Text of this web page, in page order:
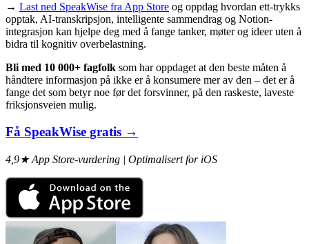
→ Last ned SpeakWise fra App Store og oppdag hvordan ett-trykks
opptak, AI-transkripsjon, intelligente sammendrag og Notion-
integrasjon kan hjelpe deg med å fange tanker, møter og ideer uten å
bidra til kognitiv overbelastning.
Bli med 10 000+ fagfolk som har oppdaget at den beste måten å
håndtere informasjon på ikke er å konsumere mer av den – det er å
fange det som betyr noe før det forsvinner, på den raskeste, laveste
friksjonsveien mulig.
Få SpeakWise gratis →
4,9★ App Store-vurdering | Optimalisert for iOS